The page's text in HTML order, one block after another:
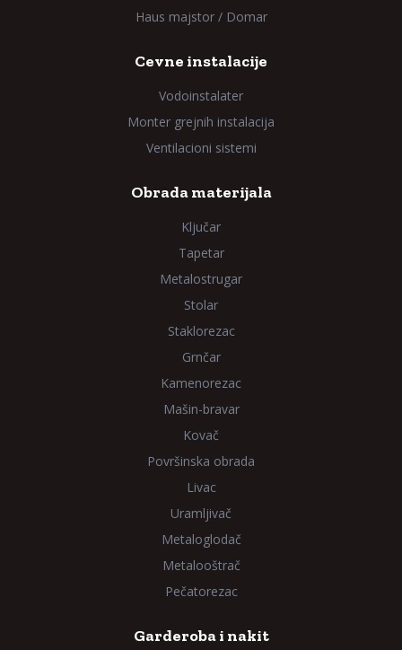
Haus majstor / Domar
Cevne instalacije
Vodoinstalater
Monter grejnih instalacija
Ventilacioni sistemi
Obrada materijala
Ključar
Tapetar
Metalostrugar
Stolar
Staklorezac
Grnčar
Kamenorezac
Mašin-bravar
Kovač
Površinska obrada
Livac
Uramljivač
Metaloglodač
Metalooštrač
Pečatorezac
Garderoba i nakit